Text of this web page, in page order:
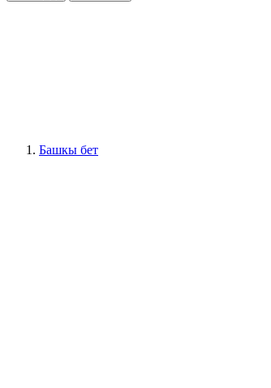
Башкы бет